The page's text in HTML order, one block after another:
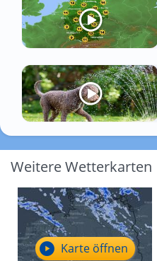
Weitere Wetterkarten
Karte öffnen